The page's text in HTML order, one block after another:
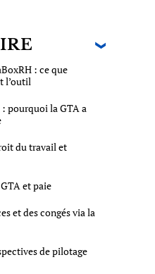
: ce que
l’outil
: pourquoi la GTA a
du travail et
et paie
et des congés via la
de pilotage